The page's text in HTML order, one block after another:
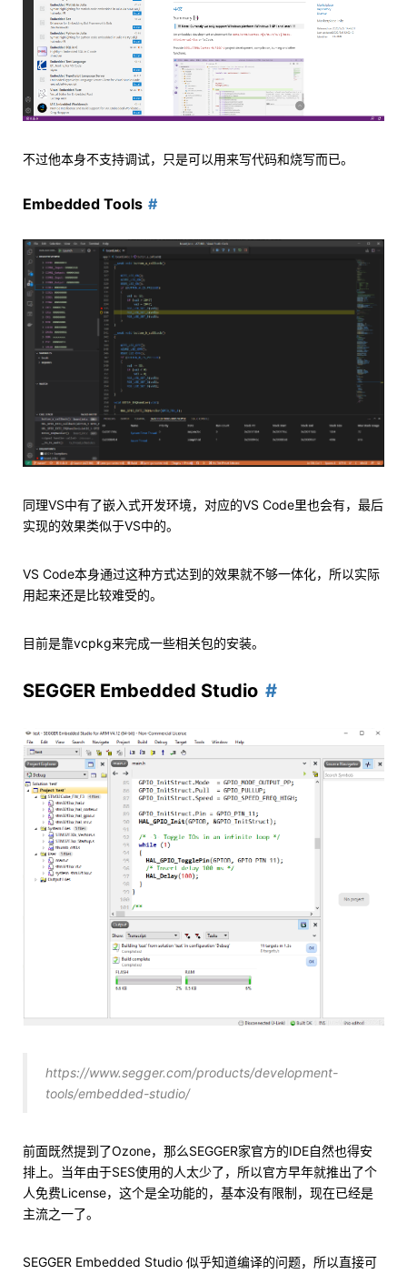
不过他本身不支持调试，只是可以用来写代码和烧写而已。
Embedded Tools
同理VS中有了嵌入式开发环境，对应的VS Code里也会有，最后
实现的效果类似于VS中的。
VS Code本身通过这种方式达到的效果就不够一体化，所以实际
用起来还是比较难受的。
目前是靠vcpkg来完成一些相关包的安装。
SEGGER Embedded Studio
https://www.segger.com/products/development-
tools/embedded-studio/
前面既然提到了Ozone，那么SEGGER家官方的IDE自然也得安
排上。当年由于SES使用的人太少了，所以官方早年就推出了个
人免费License，这个是全功能的，基本没有限制，现在已经是
主流之一了。
SEGGER Embedded Studio 似乎知道编译的问题，所以直接可